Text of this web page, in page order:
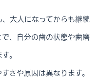
大人になってからも継続
、自分の歯の状態や歯磨
。
さや原因は異なります。